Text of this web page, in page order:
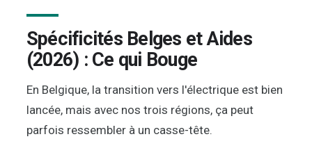
Spécificités Belges et Aides
(2026) : Ce qui Bouge
En Belgique, la transition vers l'électrique est bien
lancée, mais avec nos trois régions, ça peut
parfois ressembler à un casse-tête.